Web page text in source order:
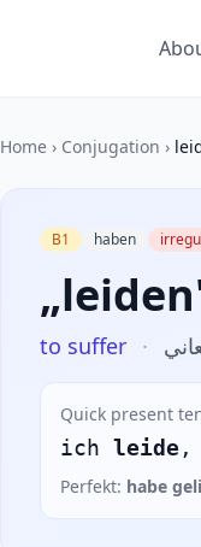
Home › Conjugation ›
B1 haben
to suffer ·
Quick present
ich leide ,
Perfekt: habe